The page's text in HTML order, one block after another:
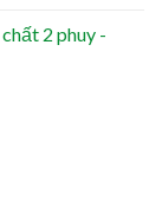
2 phuy -